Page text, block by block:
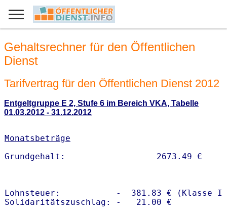
Gehaltsrechner für den Öffentlichen
Dienst
Tarifvertrag für den Öffentlichen Dienst 2012
Entgeltgruppe E 2, Stufe 6 im Bereich VKA, Tabelle
01.03.2012 - 31.12.2012
Monatsbeträge
Lohnsteuer:           -  381.83 € (Klasse I)
Solidaritätszuschlag: -   21.00 €